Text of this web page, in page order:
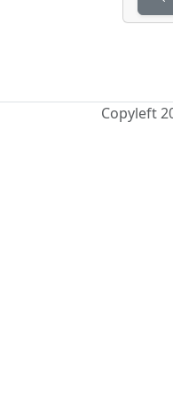
Copyleft